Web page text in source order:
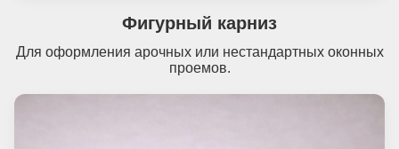
Фигурный карниз
Для оформления арочных или нестандартных оконных
проемов.